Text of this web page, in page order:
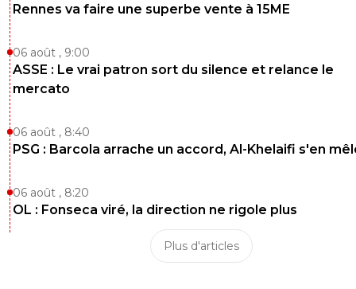
Rennes va faire une superbe vente à 15ME
06 août , 9:00
ASSE : Le vrai patron sort du silence et relance le
mercato
06 août , 8:40
PSG : Barcola arrache un accord, Al-Khelaifi s'en
06 août , 8:20
OL : Fonseca viré, la direction ne rigole plus
Plus d'articles